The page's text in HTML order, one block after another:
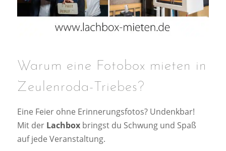
Warum eine Fotobox mieten in
Zeulenroda-Triebes?
Eine Feier ohne Erinnerungsfotos? Undenkbar!
Mit der Lachboxbringst du Schwung und Spaß
auf jede Veranstaltung.